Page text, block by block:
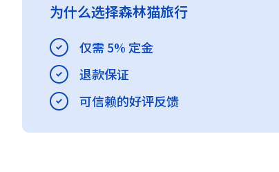
为什么选择森林猫旅行
仅需 5% 定金
退款保证
可信赖的好评反馈